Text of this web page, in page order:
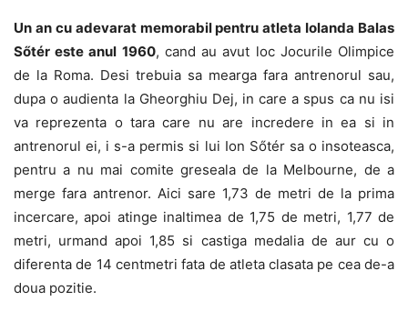
Un an cu adevarat memorabil pentru atleta Iolanda Balas
Sőtér este anul 1960, cand au avut loc Jocurile Olimpice
de la Roma. Desi trebuia sa mearga fara antrenorul sau,
dupa o audienta la Gheorghiu Dej, in care a spus ca nu isi
va reprezenta o tara care nu are incredere in ea si in
antrenorul ei, i s-a permis si lui Ion Sőtér sa o insoteasca,
pentru a nu mai comite greseala de la Melbourne, de a
merge fara antrenor. Aici sare 1,73 de metri de la prima
incercare, apoi atinge inaltimea de 1,75 de metri, 1,77 de
metri, urmand apoi 1,85 si castiga medalia de aur cu o
diferenta de 14 centmetri fata de atleta clasata pe cea de-a
doua pozitie.